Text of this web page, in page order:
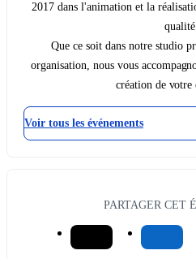
2017 dans l'animation et la
Que ce soit dans notre studio
organisation, nous vous
création de votre
Voir tous les événements
PARTAGER CET